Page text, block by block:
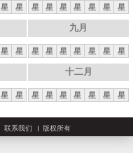
星 星 星 星 星 星 星 星 星
星 星
九月
星 星 星 星 星 星 星
星 星
十二月
星 星 星 星 星 星 星
联系我们 版权所有